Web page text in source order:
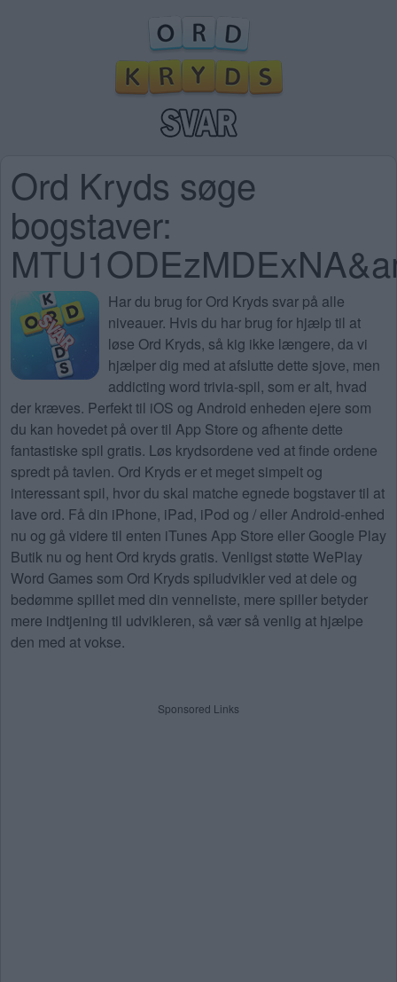
Ord Kryds søge
bogstaver:
Har du brug for Ord Kryds svar på alle
niveauer. Hvis du har brug for hjælp til at
løse Ord Kryds, så kig ikke længere, da vi
hjælper dig med at afslutte dette sjove, men
addicting word trivia-spil, som er alt, hvad
der kræves. Perfekt til iOS og Android enheden ejere som
du kan hovedet på over til App Store og afhente dette
fantastiske spil gratis. Løs krydsordene ved at finde ordene
spredt på tavlen. Ord Kryds er et meget simpelt og
interessant spil, hvor du skal matche egnede bogstaver til at
lave ord. Få din iPhone, iPad, iPod og / eller Android-enhed
nu og gå videre til enten iTunes App Store eller Google Play
Butik nu og hent Ord kryds gratis. Venligst støtte WePlay
Word Games som Ord Kryds spiludvikler ved at dele og
bedømme spillet med din venneliste, mere spiller betyder
mere indtjening til udvikleren, så vær så venlig at hjælpe
den med at vokse.
Sponsored Links